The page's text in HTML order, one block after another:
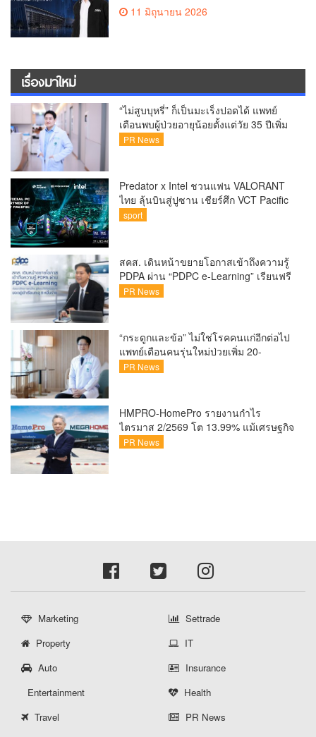
ความเชื่อมั่นเศรษฐกิจดิจิทัล
11 มิถุนายน 2026
เรื่องมาใหม่
“ไม่สูบบุหรี่” ก็เป็นมะเร็งปอดได้ แพทย์
เตือนพบผู้ป่วยอายุน้อยตั้งแต่วัย 35 ปีเพิ่ม
ขึ้นคนไทยกว่า 70% รู้ตัวเมื่อโรคลุกลาม
PR News
Predator x Intel ชวนแฟน VALORANT
ไทย ลุ้นบินสู่ปูซาน เชียร์ศึก VCT Pacific
Finals Busan ประเทศเกาหลีใต้ Predator
สุดพิเศษตลอดทัวร์นาเมนต์
sport
สคส. เดินหน้าขยายโอกาสเข้าถึงความรู้
PDPA ผ่าน “PDPC e-Learning” เรียนฟรี
ทุกที่ ทุกเวลา พร้อมประกาศนียบัตร ต่อย
แล้ว
PR News
“กระดูกและข้อ” ไม่ใช่โรคคนแก่อีกต่อไป
แพทย์เตือนคนรุ่นใหม่ป่วยเพิ่ม 20-
30% เสี่ยง ‘ข้อเข่าเสื่อมก่อนวัย’ จาก
PR News
HMPRO-HomePro รายงานกำไร
ไตรมาส 2/2569 โต 13.99% แม้เศรษฐกิจ
ผันผวนเดินหน้าขยายสาขา เสริมพอร์ต
PR News
Marketing
Settrade
Property
IT
Auto
Insurance
Entertainment
Health
Travel
PR News